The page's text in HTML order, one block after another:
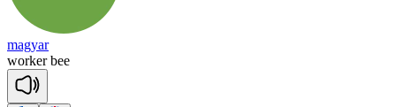
magyar
worker bee